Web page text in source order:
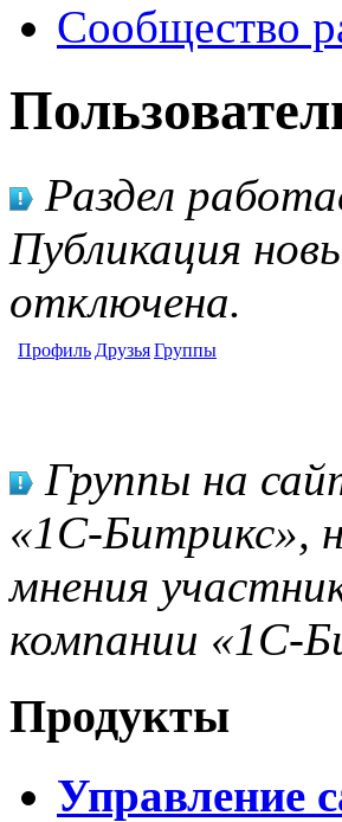
Сообщество
Раздел
Публикация
отключена.
Профиль ДрузьяГруппы
Группы на
«1С-Битрикс»,
мнения
компании «1С-
Продукты
Управление